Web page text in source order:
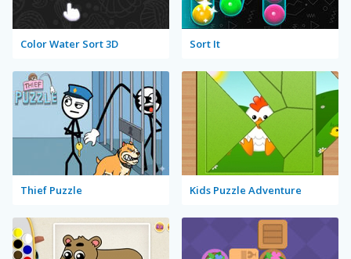
Color Water Sort 3D Sort It
Thief Puzzle Kids Puzzle Adventure